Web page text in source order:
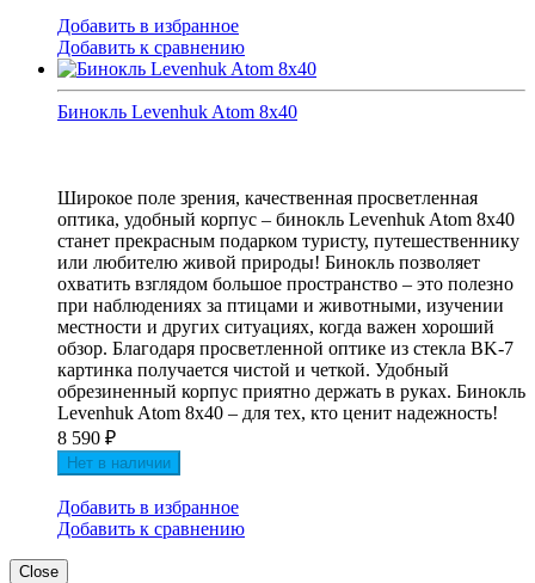
Добавить в избранное
Добавить к сравнению
Бинокль Levenhuk Atom 8x40
Широкое поле зрения, качественная просветленная
оптика, удобный корпус – бинокль Levenhuk Atom 8x40
станет прекрасным подарком туристу, путешественнику
или любителю живой природы! Бинокль позволяет
охватить взглядом большое пространство – это полезно
при наблюдениях за птицами и животными, изучении
местности и других ситуациях, когда важен хороший
обзор. Благодаря просветленной оптике из стекла BK-7
картинка получается чистой и четкой. Удобный
обрезиненный корпус приятно держать в руках. Бинокль
Levenhuk Atom 8x40 – для тех, кто ценит надежность!
8 590 ₽
Нет в наличии
Добавить в избранное
Добавить к сравнению
Close